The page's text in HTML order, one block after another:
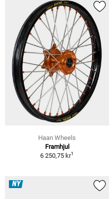
Haan Wheels
Framhjul
6 250,75 kr1
NY